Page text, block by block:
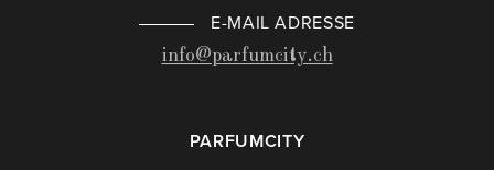
E-MAIL ADRESSE
info@parfumcity.ch
PARFUMCITY